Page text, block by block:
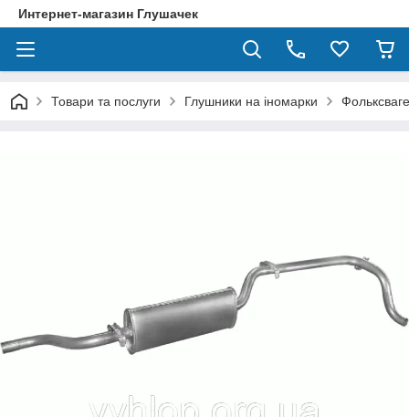
Интернет-магазин Глушачек
Товари та послуги Глушники на іномарки